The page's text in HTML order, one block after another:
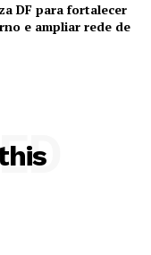
DF para fortalecer
e ampliar rede de